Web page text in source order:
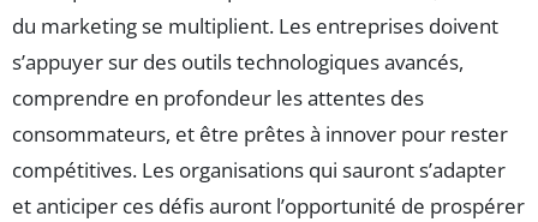
du marketing se multiplient. Les entreprises doivent
s’appuyer sur des outils technologiques avancés,
comprendre en profondeur les attentes des
consommateurs, et être prêtes à innover pour rester
compétitives. Les organisations qui sauront s’adapter
et anticiper ces défis auront l’opportunité de prospérer